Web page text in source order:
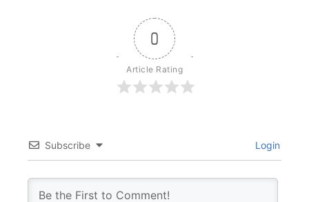
0
Article Rating
Subscribe Login